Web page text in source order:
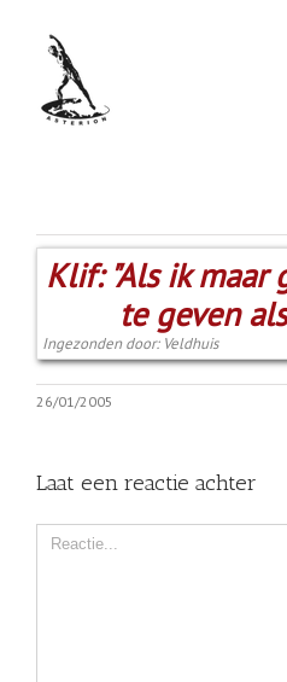
Klif: "Als ik maar
te geven
Ingezonden door: Veldhuis
26/01/2005
Laat een reactie achter
Comment